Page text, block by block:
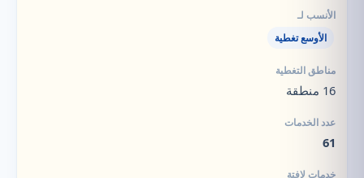
الأوسع تغطية
16 منطقة
61